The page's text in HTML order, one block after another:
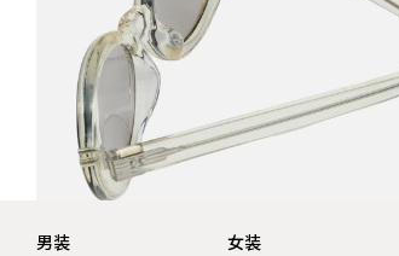
男装
女装